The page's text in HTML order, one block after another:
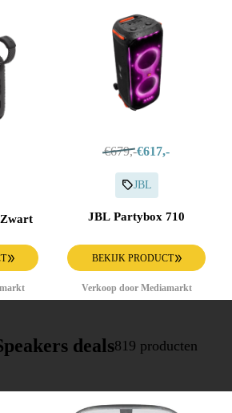
Zwart
€679,-€617,-
JBL
JBL Partybox 710
BEKIJK PRODUCT
Verkoop door Mediamarkt
deals819 producten